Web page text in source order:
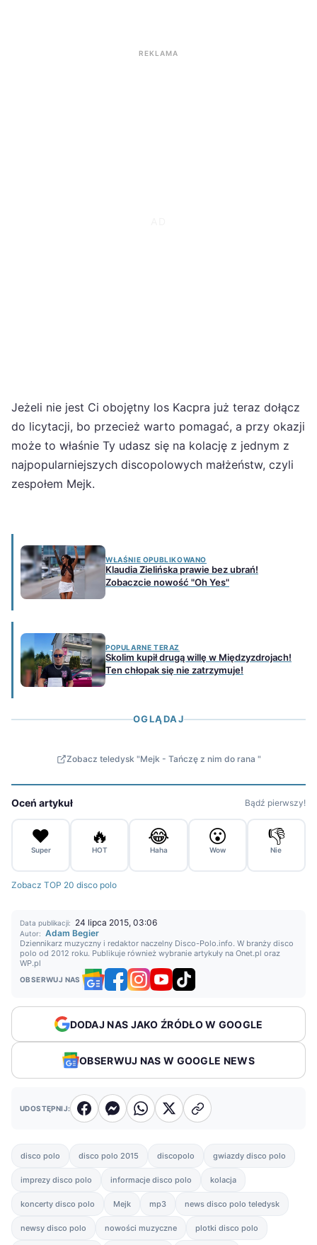
REKLAMA
Jeżeli nie jest Ci obojętny los Kacpra już teraz dołącz
do licytacji, bo przecież warto pomagać, a przy okazji
może to właśnie Ty udasz się na kolację z jednym z
najpopularniejszych discopolowych małżeństw, czyli
zespołem Mejk.
WŁAŚNIE OPUBLIKOWANO
Klaudia Zielińska prawie bez ubrań!
Zobaczcie nowość "Oh Yes"
POPULARNE TERAZ
Skolim kupił drugą willę w Międzyzdrojach!
Ten chłopak się nie zatrzymuje!
OGLĄDAJ
Zobacz teledysk "Mejk - Tańczę z nim do rana "
Oceń artykuł Bądź pierwszy!
❤️
Super
🔥
HOT
😂
Haha
😮
Wow
👎
Nie
Zobacz TOP 20 disco polo
Data publikacji: 24 lipca 2015, 03:06
Autor: Adam Begier
Dziennikarz muzyczny i redaktor naczelny Disco-Polo.info. W branży disco
polo od 2012 roku. Publikuje również wybranie artykuły na Onet.pl oraz
WP.pl
OBSERWUJ NAS
DODAJ NAS JAKO ŹRÓDŁO W GOOGLE
OBSERWUJ NAS W GOOGLE NEWS
UDOSTĘPNIJ:
disco polo disco polo 2015 discopolo gwiazdy disco polo
imprezy disco polo informacje disco polo kolacja
koncerty disco polo Mejk mp3 news disco polo teledysk
newsy disco polo nowości muzyczne plotki disco polo